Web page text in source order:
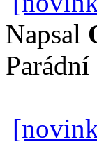
Napsal